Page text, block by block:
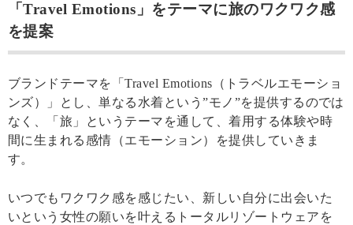
「Travel Emotions」をテーマに旅のワクワク感
を提案
ブランドテーマを「Travel Emotions（トラベルエモーショ
ンズ）」とし、単なる水着という”モノ”を提供するのでは
なく、「旅」というテーマを通して、着用する体験や時
間に生まれる感情（エモーション）を提供していきま
す。
いつでもワクワク感を感じたい、新しい自分に出会いた
いという女性の願いを叶えるトータルリゾートウェアを